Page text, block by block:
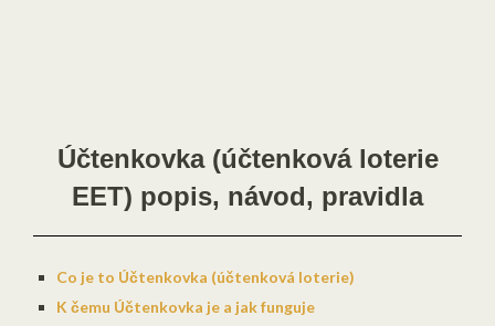
Účtenkovka (účtenková loterie
EET) popis, návod, pravidla
Co je to Účtenkovka (účtenková loterie)
K čemu Účtenkovka je a jak funguje